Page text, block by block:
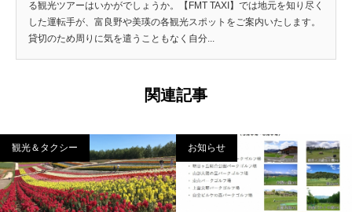
る観光ツアーはいかがでしょうか。【FMT TAXI】では地元を知り尽く
した運転手が、富良野や美瑛の各観光スポットをご案内いたします。
貸切のため周りに気を遣うこともなく自分...
関連記事
観光＆タクシー お知らせ